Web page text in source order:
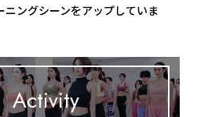
ングシーンをアップしていま
Activity